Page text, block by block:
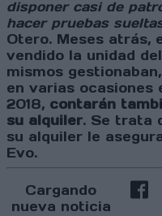
disponer casi de
hacer pruebas
Otero. Meses atrás,
vendido la unidad
mismos
en varias ocasiones
2018, contarán
su alquiler. Se trata
su alquiler le
Evo.
Cargando
nueva noticia